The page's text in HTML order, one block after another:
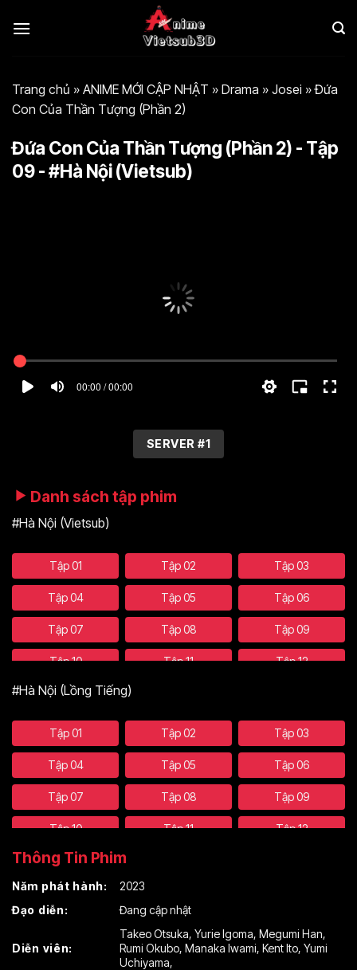
qua
Trang chủ » ANIME MỚI CẬP NHẬT » Drama » Josei »Đứa
Con Của Thần Tượng (Phần 2)
Đứa Con Của Thần Tượng (Phần 2) - Tập
09 - #Hà Nội (Vietsub)
00:00 / 00:00
SERVER #1
Danh sách tập phim
#Hà Nội (Vietsub)
Tập 01 Tập 02 Tập 03
Tập 04 Tập 05 Tập 06
Tập 07 Tập 08 Tập 09
Tập 10 Tập 11 Tập 12
Tập 13
#Hà Nội (Lồng Tiếng)
Tập 01 Tập 02 Tập 03
Tập 04 Tập 05 Tập 06
Tập 07 Tập 08 Tập 09
Tập 10 Tập 11 Tập 12
Tập 13
Thông Tin Phim
Năm phát hành:
2023
Đạo diễn:
Đang cập nhật
Diễn viên:
Takeo Otsuka, Yurie Igoma, Megumi Han,
Rumi Okubo, Manaka Iwami, Kent Ito, Yumi
Uchiyama,